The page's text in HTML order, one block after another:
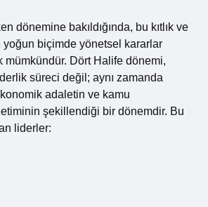
dönemine bakıldığında, bu kıtlık ve
biçimde yönetsel kararlar
mümkündür. Dört Halife dönemi,
süreci değil; aynı zamanda
adaletin ve kamu
şekillendiği bir dönemdir. Bu
liderler: